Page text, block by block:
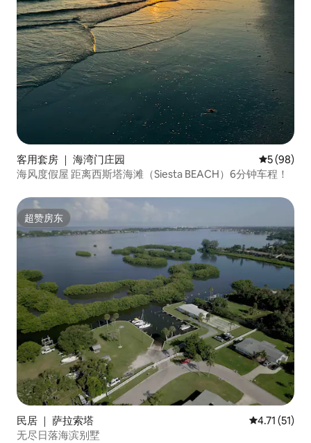
客用套房 ｜ 海湾门庄园 平均评分
5 (98)
海风度假屋 距离西斯塔海滩（Siesta BEACH）6分钟车程！
超赞房东
超赞房东
民居 ｜ 萨拉索塔 平均评分
4.71 (51)
无尽日落海滨别墅